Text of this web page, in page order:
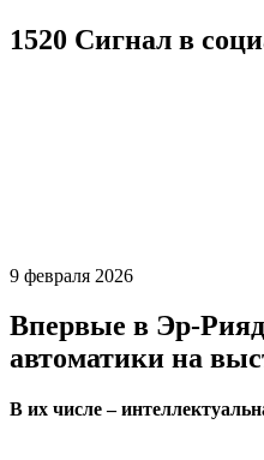
1520 Cигнал в
9 февраля 2026
Впервые в Эр-
автоматики на
В их числе –